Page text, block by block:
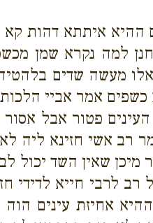
ההיא איתתא דהות
למה נקרא שמן
מעשה שדים
אמר אביי
פטור אבל
רב אשי חזינא ליה
שאין השד
לרבי חייא לדידי
אחיזת עינים הוה